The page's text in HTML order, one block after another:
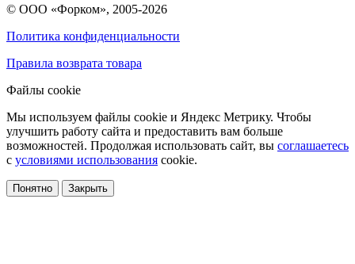
© ООО «Форком», 2005-2026
Политика конфиденциальности
Правила возврата товара
Файлы cookie
Мы используем файлы cookie и Яндекс Метрику. Чтобы
улучшить работу сайта и предоставить вам больше
возможностей. Продолжая использовать сайт, вы соглашаетесь
с условиями использования cookie.
Понятно Закрыть